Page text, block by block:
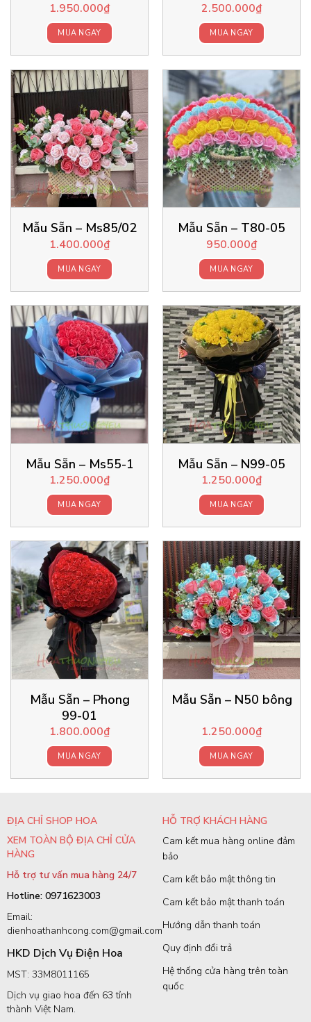
1.950.000₫
MUA NGAY
2.500.000₫
MUA NGAY
Mẫu Sẵn – Ms85/02
1.400.000₫
MUA NGAY
Mẫu Sẵn – T80-05
950.000₫
MUA NGAY
Mẫu Sẵn – Ms55-1
1.250.000₫
MUA NGAY
Mẫu Sẵn – N99-05
1.250.000₫
MUA NGAY
Mẫu Sẵn – Phong
99-01
1.800.000₫
MUA NGAY
Mẫu Sẵn – N50 bông
1.250.000₫
MUA NGAY
ĐỊA CHỈ SHOP HOA
XEM TOÀN BỘ ĐỊA CHỈ CỬA
HÀNG
Hỗ trợ tư vấn mua hàng 24/7
Hotline: 0971623003
Email:
dienhoathanhcong.com@gmail.com
HKD Dịch Vụ Điện Hoa
MST: 33M8011165
Dịch vụ giao hoa đến 63 tỉnh
thành Việt Nam.
HỖ TRỢ KHÁCH HÀNG
Cam kết mua hàng online đảm
bảo
Cam kết bảo mật thông tin
Cam kết bảo mật thanh toán
Hướng dẫn thanh toán
Quy định đổi trả
Hệ thống cửa hàng trên toàn
quốc